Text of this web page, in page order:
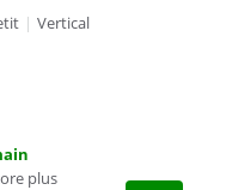
| Vertical
plus